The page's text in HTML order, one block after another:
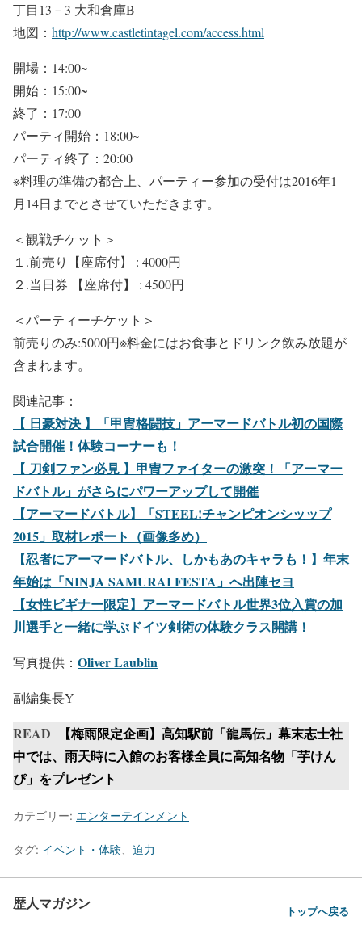
丁目13－3 大和倉庫B
地図： http://www.castletintagel.com/access.html
開場：14:00~
開始：15:00~
終了：17:00
パーティ開始：18:00~
パーティ終了：20:00
※料理の準備の都合上、パーティー参加の受付は2016年1
月14日までとさせていただきます。
＜観戦チケット＞
１.前売り【座席付】 : 4000円
２.当日券 【座席付】 : 4500円
＜パーティーチケット＞
前売りのみ:5000円※料金にはお食事とドリンク飲み放題が
含まれます。
関連記事：
【 日豪対決 】「甲冑格闘技」アーマードバトル初の国際
試合開催！体験コーナーも！
【 刀剣ファン必見 】甲冑ファイターの激突！「アーマー
ドバトル」がさらにパワーアップして開催
【アーマードバトル】「STEEL!チャンピオンシッップ
2015」取材レポート（画像多め）
【忍者にアーマードバトル、しかもあのキャラも！】年末
年始は「NINJA SAMURAI FESTA」へ出陣セヨ
【女性ビギナー限定】アーマードバトル世界3位入賞の加
川選手と一緒に学ぶドイツ剣術の体験クラス開講！
写真提供： Oliver Laublin
副編集長Y
READ
【梅雨限定企画】高知駅前「龍馬伝」幕末志士社
中では、雨天時に入館のお客様全員に高知名物「芋けん
ぴ」をプレゼント
カテゴリー: エンターテインメント
タグ: イベント・体験 迫力
歴人マガジン トップへ戻る